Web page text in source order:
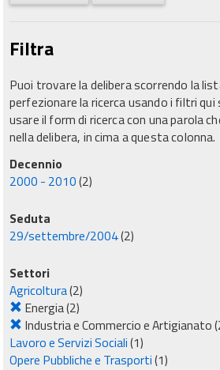
Filtra
Puoi trovare la delibera scorrendo la
perfezionare la ricerca usando i filtri
usare il form di ricerca con una parola
nella delibera, in cima a questa colonna.
Decennio
2000 - 2010(2)
Seduta
29/settembre/2004(2)
Settori
Agricoltura(2)
Energia(2)
Industria e Commercio e Artigianato
Lavoro e Servizi Sociali(1)
Opere Pubbliche e Trasporti(1)